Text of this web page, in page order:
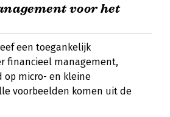
voor het
een toegankelijk
financieel management,
op micro- en kleine
voorbeelden komen uit de